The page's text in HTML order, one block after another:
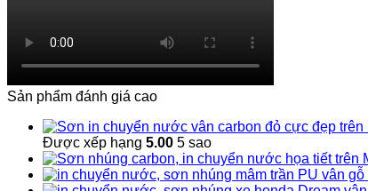
Sản phẩm đánh giá cao
Được xếp hạng 5.00 5 sao